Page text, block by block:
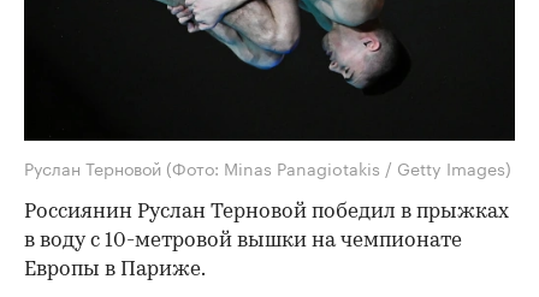
Руслан Терновой (Фото: Minas Panagiotakis / Getty Images)
Россиянин Руслан Терновой победил в прыжках
в воду с 10-метровой вышки на чемпионате
Европы в Париже.